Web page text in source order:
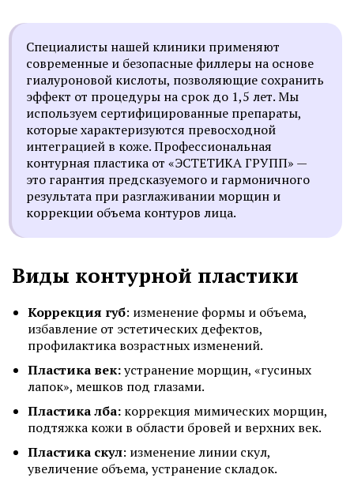
Специалисты нашей клиники применяют
современные и безопасные филлеры на основе
гиалуроновой кислоты, позволяющие сохранить
эффект от процедуры на срок до 1,5 лет. Мы
используем сертифицированные препараты,
которые характеризуются превосходной
интеграцией в коже. Профессиональная
контурная пластика от «ЭСТЕТИКА ГРУПП» —
это гарантия предсказуемого и гармоничного
результата при разглаживании морщин и
коррекции объема контуров лица.
Виды контурной пластики
Коррекция губ: изменение формы и объема,
избавление от эстетических дефектов,
профилактика возрастных изменений.
Пластика век:устранение морщин, «гусиных
лапок», мешков под глазами.
Пластика лба: коррекция мимических морщин,
подтяжка кожи в области бровей и верхних век.
Пластика скул: изменение линии скул,
увеличение объема, устранение складок.